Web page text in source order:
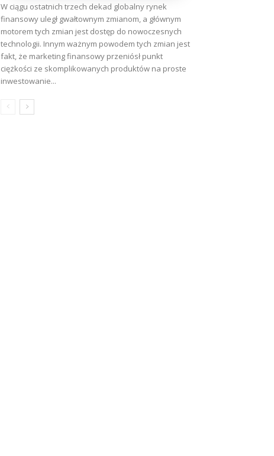
W ciągu ostatnich trzech dekad globalny rynek
finansowy uległ gwałtownym zmianom, a głównym
motorem tych zmian jest dostęp do nowoczesnych
technologii. Innym ważnym powodem tych zmian jest
fakt, że marketing finansowy przeniósł punkt
ciężkości ze skomplikowanych produktów na proste
inwestowanie...